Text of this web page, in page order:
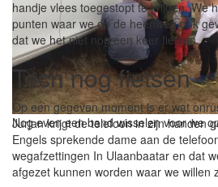
Nog even een band wisselen voor we
handje vlees toegestopt te krijgen. We
punten waar we op de heenweg ook
dat we het niet nog een keer fietsen.
Toch nog fietsen
Op een gegeven moment is er wat
Jurjan krijgt de telefoon in zijn handen
Engels sprekende dame aan de
wegafzettingen In Ulaanbaatar en dat
afgezet kunnen worden waar we willen